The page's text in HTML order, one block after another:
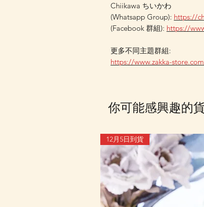
Chiikawa ちいかわ
(Whatsapp Group): https://
(Facebook 群組): https://
更多不同主題群組:
https://www.zakka-
你可能感興趣的
12月5日到貨